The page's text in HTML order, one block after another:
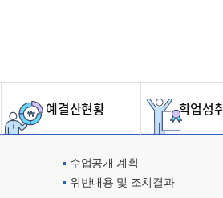
예결산현황 학업성
수업공개 계획
위반내용 및 조치결과